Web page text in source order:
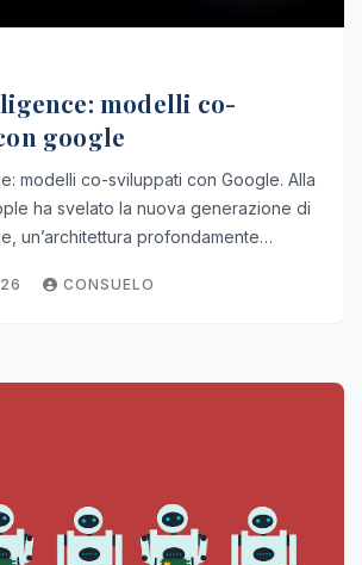
modelli co-
google
modelli co-sviluppati con Google. Alla
ha svelato la nuova generazione di
un’architettura profondamente…
CONSUELO